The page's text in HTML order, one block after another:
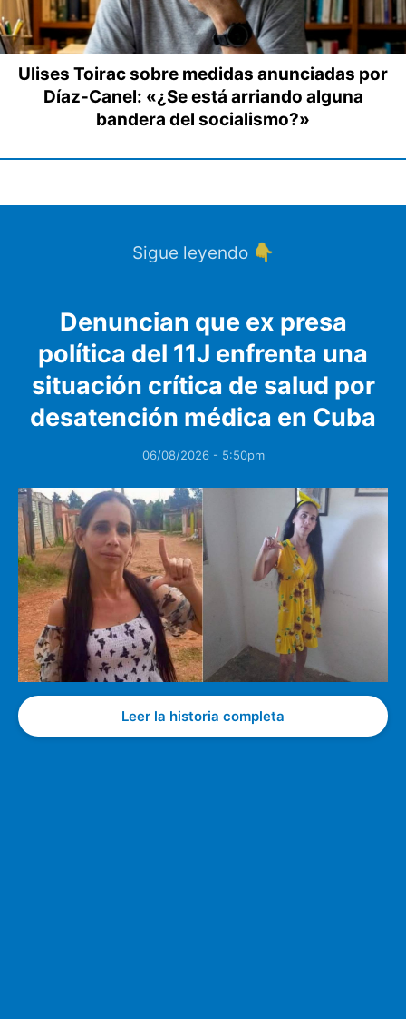
Ulises Toirac sobre medidas anunciadas por
Díaz-Canel: «¿Se está arriando alguna
bandera del socialismo?»
Sigue leyendo 👇